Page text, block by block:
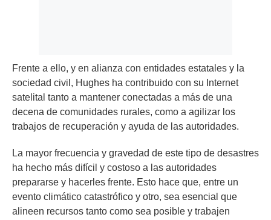
Frente a ello, y en alianza con entidades estatales y la
sociedad civil, Hughes ha contribuido con su Internet
satelital tanto a mantener conectadas a más de una
decena de comunidades rurales, como a agilizar los
trabajos de recuperación y ayuda de las autoridades.
La mayor frecuencia y gravedad de este tipo de desastres
ha hecho más difícil y costoso a las autoridades
prepararse y hacerles frente. Esto hace que, entre un
evento climático catastrófico y otro, sea esencial que
alineen recursos tanto como sea posible y trabajen